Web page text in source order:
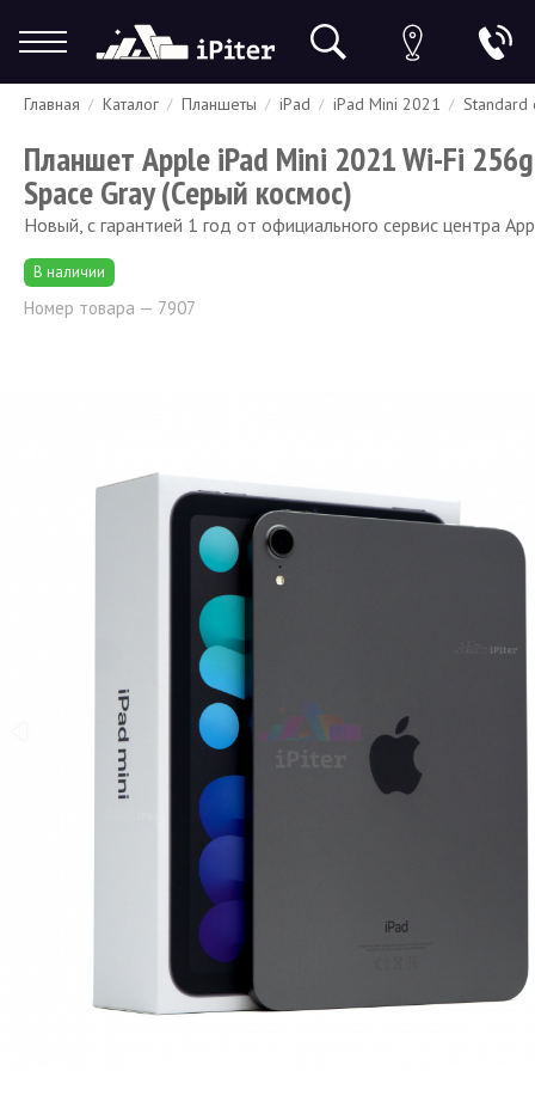
Гарантия Доставка и оплата Спецпредложения Скидки
Главная Каталог Планшеты iPad iPad Mini 2021 Standard
Планшет Apple iPad Mini 2021 Wi-Fi
Space Gray (Серый космос)
Новый, с гарантией 1 год от официального сервис центра
В наличии
Номер товара — 7907